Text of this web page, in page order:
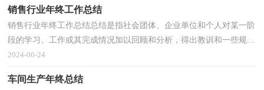
销售行业年终工作总结
销售行业年终工作总结总结是指社会团体、企业单位和个人对某一阶
段的学习、工作或其完成情况加以回顾和分析，得出教训和一些规律
性认识的一种书面材料，它在我们的学习、工作中...
2024-06-24
车间生产年终总结